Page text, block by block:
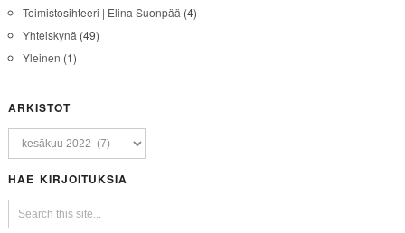
Toimistosihteeri | Elina Suonpää (4)
Yhteiskynä (49)
Yleinen (1)
ARKISTOT
HAE KIRJOITUKSIA